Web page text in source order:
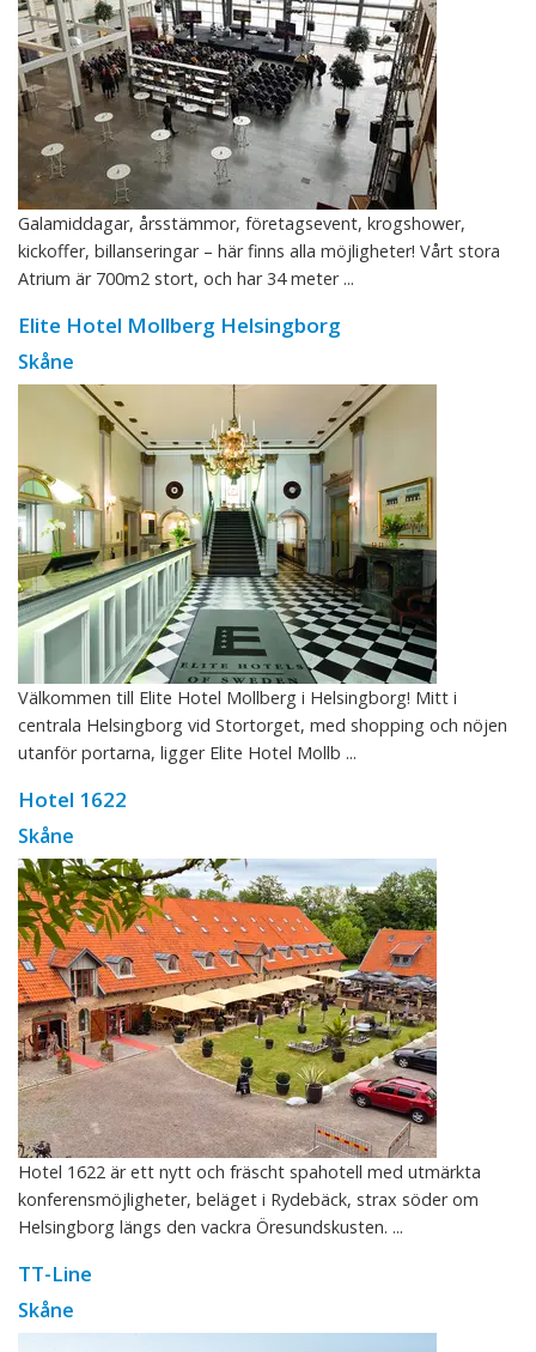
Galamiddagar, årsstämmor, företagsevent, krogshower,
kickoffer, billanseringar – här finns alla möjligheter! Vårt stora
Atrium är 700m2 stort, och har 34 meter ...
Elite Hotel Mollberg Helsingborg
Skåne
Välkommen till Elite Hotel Mollberg i Helsingborg! Mitt i
centrala Helsingborg vid Stortorget, med shopping och nöjen
utanför portarna, ligger Elite Hotel Mollb ...
Hotel 1622
Skåne
Hotel 1622 är ett nytt och fräscht spahotell med utmärkta
konferensmöjligheter, beläget i Rydebäck, strax söder om
Helsingborg längs den vackra Öresundskusten. ...
TT-Line
Skåne